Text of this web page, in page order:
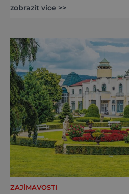
zve na cestu plnou
podobě. Města s neopakovatelnou
atmosférou Vydejte se s
měst, která patří k
zobrazit více >>
ZAJÍMAVOSTI